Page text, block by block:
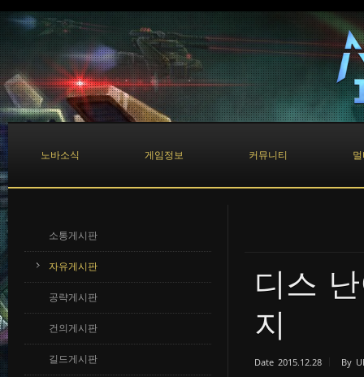
노바소식 게임정보 커뮤니티
소통게시판
자유게시판
공략게시판
건의게시판
길드게시판
디스
지
Date 2015.12.28 By
Sketchbook5, 스케치북5
Sketchbook5, 스케치북5